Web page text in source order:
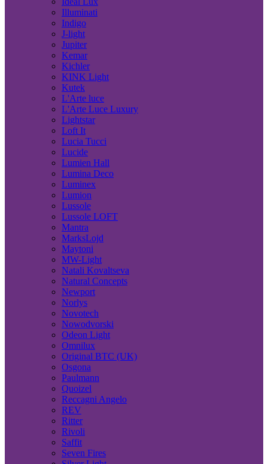
Illuminati
Indigo
J-light
Jupiter
Kemar
Kichler
KINK Light
Kutek
L'Arte luce
L'Arte Luce Luxury
Lightstar
Loft It
Lucia Tucci
Lucide
Lumien Hall
Lumina Deco
Luminex
Lumion
Lussole
Lussole LOFT
Mantra
MarksLojd
Maytoni
MW-Light
Natali Kovaltseva
Natural Concepts
Newport
Norlys
Novotech
Nowodvorski
Odeon Light
Omnilux
Original BTC (UK)
Osgona
Paulmann
Quoizel
Reccagni Angelo
REV
Ritter
Rivoli
Saffit
Seven Fires